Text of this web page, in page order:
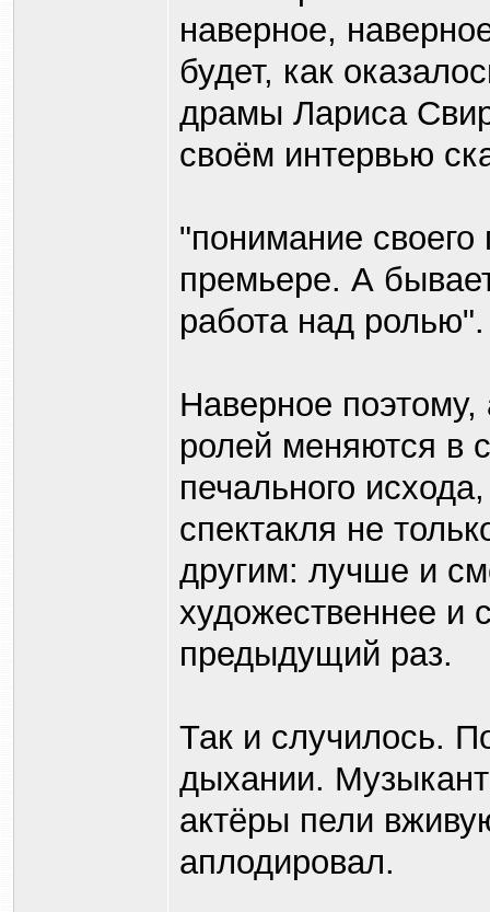
наверное,
будет, как
драмы Лариса
своём интервью
"понимание своего
премьере. А
работа над ролью".
Наверное
ролей меняются в
печального
спектакля не
другим: лучше и
художественнее
предыдущий раз.
Так и случилось.
дыхании.
актёры пели
аплодировал.